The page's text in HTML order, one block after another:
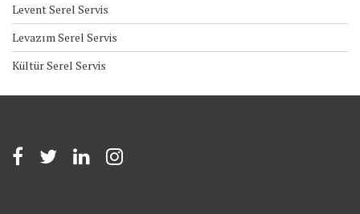
Levent Serel Servis
Levazım Serel Servis
Kültür Serel Servis